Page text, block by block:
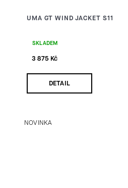
UMA GT WIND JACKET S11
SKLADEM
3 875 Kč
DETAIL
NOVINKA